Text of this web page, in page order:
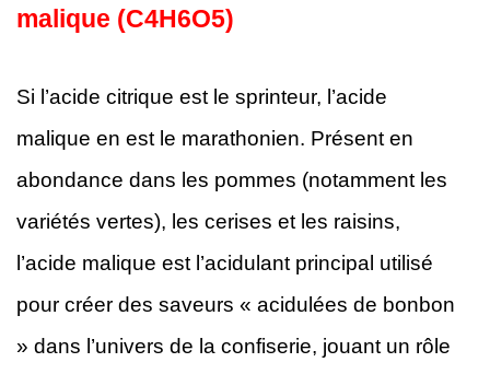
malique (C4H6O5)
Si l’acide citrique est le sprinteur, l’acide
malique en est le marathonien. Présent en
abondance dans les pommes (notamment les
variétés vertes), les cerises et les raisins,
l’acide malique est l’acidulant principal utilisé
pour créer des saveurs « acidulées de bonbon
» dans l’univers de la confiserie, jouant un rôle